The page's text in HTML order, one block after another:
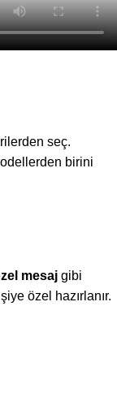
seç.
birini
mesaj gibi
özel hazırlanır.